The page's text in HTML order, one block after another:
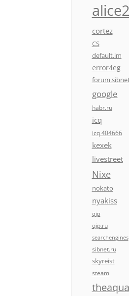
cortez
CS
default.im
error4eg
google
habr.ru
icq
icq 404666
kexek
livestreet
Nixe
nokato
nyakiss
qip
qip.ru
searchengines
sibnet.ru
skyreist
steam
theaqua